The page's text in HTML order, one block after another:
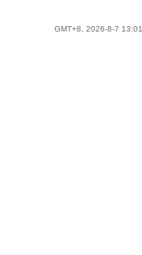
GMT+8, 2026-8-7 13:01